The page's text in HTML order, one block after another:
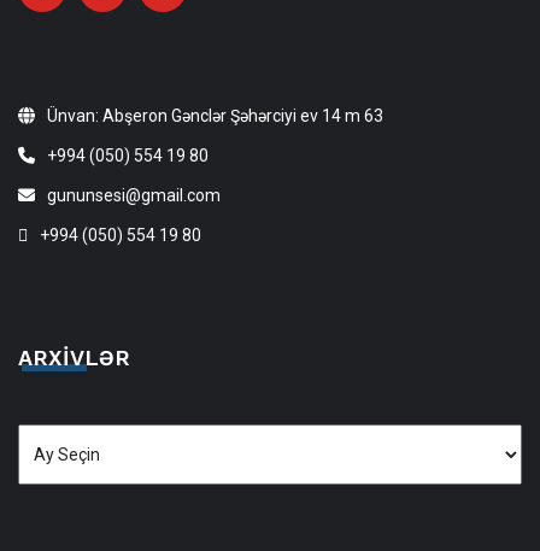
Ünvan: Abşeron Gənclər Şəhərciyi ev 14 m 63
+994 (050) 554 19 80
gununsesi@gmail.com
+994 (050) 554 19 80
ARXIVLƏR
Arxivlər